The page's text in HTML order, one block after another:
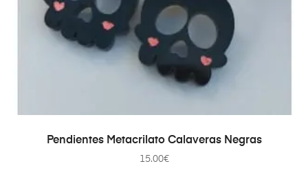
AÑADIR AL CARRITO
Pendientes Metacrilato Calaveras Negras
15.00€